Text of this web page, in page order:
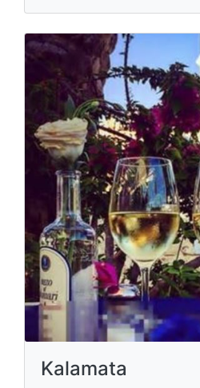
Kalamata